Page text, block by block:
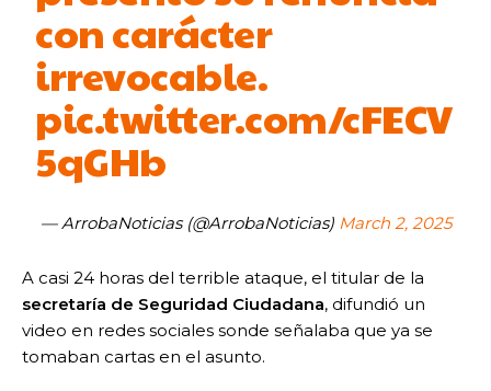
con carácter
irrevocable.
pic.twitter.com/cFECV
5qGHb
— ArrobaNoticias (@ArrobaNoticias) March 2, 2025
A casi 24 horas del terrible ataque, el titular de la
secretaría de Seguridad Ciudadana, difundió un
video en redes sociales sonde señalaba que ya se
tomaban cartas en el asunto.